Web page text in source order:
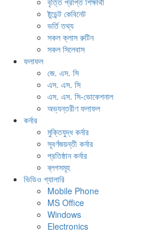
ষ্টুডেন্ট কেবিনেট
ভর্তি তথ্য
সকল ক্লাস রুটিন
সকল সিলেবাস
ফলাফল
জে. এস. সি
এস. এস. সি
এস. এস. সি-ভোকেশনাল
অভ্যন্তরীণ ফলাফল
কর্নার
মুক্তিযুদ্ধ কর্নার
সূবর্ণজয়ন্তী কর্নার
প্রতিষ্ঠান কর্নার
ব্লগসমূহ
ভিডিও গ্যালারি
Mobile Phone
MS Office
Windows
Electronics